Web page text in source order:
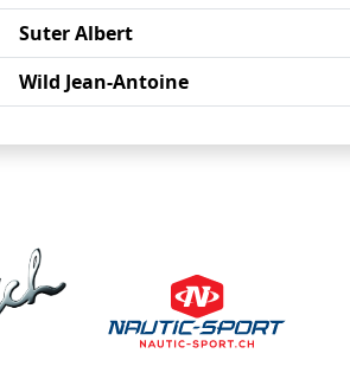
Suter Albert
Wild Jean-Antoine